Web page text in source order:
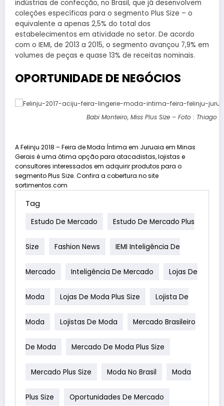
indústrias de confecção, no Brasil, que já desenvolvem
coleções específicas para o segmento Plus Size – o
equivalente a apenas 2,5% do total dos
estabelecimentos em atividade no setor. De acordo
com o IEMI, de 2013 a 2015, o segmento avançou 7,9% em
volumes de peças e quase 13% de receitas nominais.
OPORTUNIDADE DE NEGÓCIOS
Babi Monteiro, Miss Plus Size – Foto : Thiago
A Felinju 2018 – Feira de Moda Íntima em Juruaia em Minas
Gerais é uma ótima opção para atacadistas, lojistas e
consultores interessados em adquirir produtos para o
segmento Plus Size. Confira a cobertura no site
sortimentos.com
Tag
Estudo De Mercado Estudo De Mercado Plus
Size Fashion News IEMI Inteligência De
Mercado Inteligência De Mercado Lojas De
Moda Lojas De Moda Plus Size Lojista De
Moda Lojistas De Moda Mercado Brasileiro
De Moda Mercado De Moda Plus Size
Mercado Plus Size Moda No Brasil Moda
Plus Size Oportunidades De Mercado